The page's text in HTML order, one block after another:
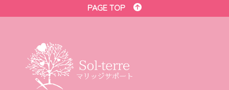
PAGE TOP